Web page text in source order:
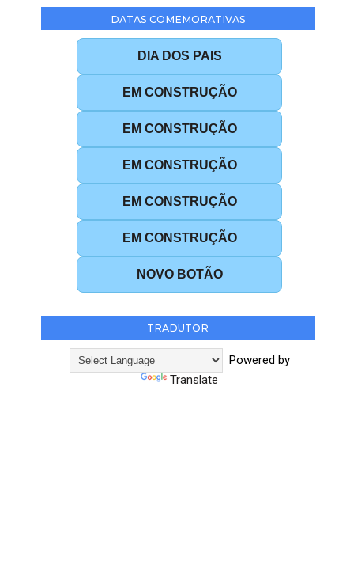
DATAS COMEMORATIVAS
DIA DOS PAIS
EM CONSTRUÇÃO
EM CONSTRUÇÃO
EM CONSTRUÇÃO
EM CONSTRUÇÃO
EM CONSTRUÇÃO
NOVO BOTÃO
TRADUTOR
Powered by
Translate